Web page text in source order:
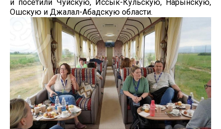
и посетили Чуйскую, Иссык-Кульскую, Нарынскую,
Ошскую и Джалал-Абадскую области.